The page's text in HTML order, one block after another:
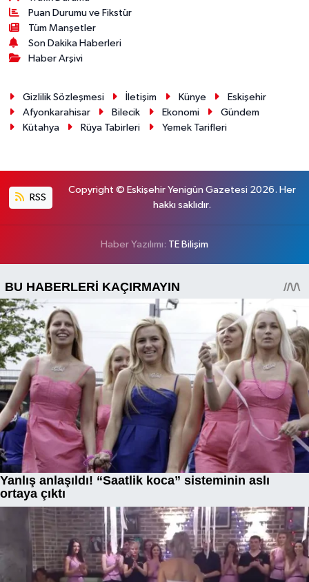
Puan Durumu ve Fikstür
Tüm Manşetler
Son Dakika Haberleri
Haber Arşivi
Gizlilik Sözleşmesi İletişim Künye
Eskişehir
Afyonkarahisar
Bilecik Ekonomi
Gündem
Kütahya
Rüya Tabirleri Yemek Tarifleri
RSS
Copyright © Eskişehir Yenigün Gazetesi 2026. Her
hakkı saklıdır.
Haber Yazılımı: TE Bilişim